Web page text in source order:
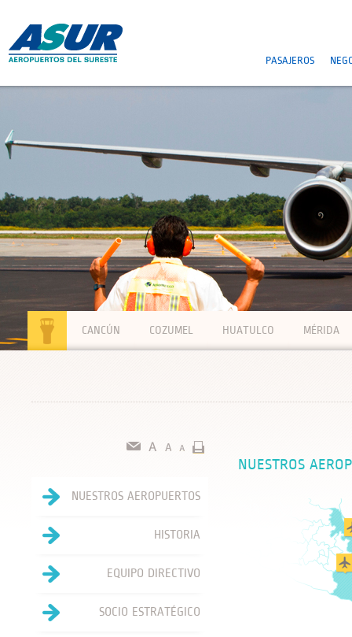
PASAJEROS
CANCÚN COZUMEL HUATULCO MÉRIDA
NUESTROS
NUESTROS AEROPUERTOS
HISTORIA
EQUIPO DIRECTIVO
SOCIO ESTRATÉGICO